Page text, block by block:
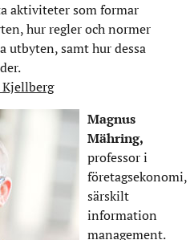
aktiviteter som formar
hur regler och normer
utbyten, samt hur dessa
Kjellberg
Magnus
Mähring,
professor i
företagsekonomi,
särskilt
information
management.